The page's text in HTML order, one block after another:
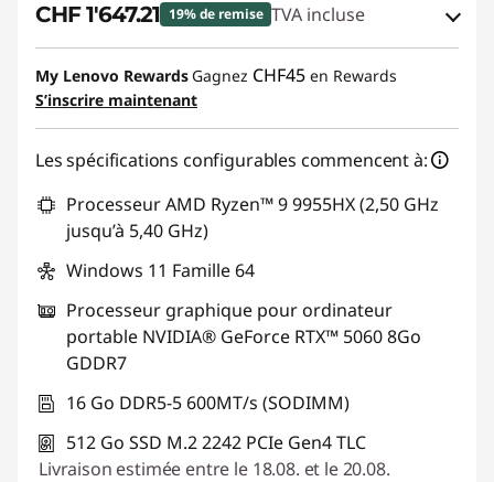
CHF 1'647.21 19% de remise TVA incluse
Bons de réduction en ligne :-CHF 411.80
Code de réduction :
My Lenovo Rewards Gagnez CHF45 en Rewards
S’inscrire maintenant
Les spécifications configurables commencent à:
Processeur AMD Ryzen™ 9 9955HX (2,50 GHz
jusqu’à 5,40 GHz)
Windows 11 Famille 64
Processeur graphique pour ordinateur
portable NVIDIA® GeForce RTX™ 5060 8Go
GDDR7
16 Go DDR5-5 600MT/s (SODIMM)
512 Go SSD M.2 2242 PCIe Gen4 TLC
Livraison estimée entre le 18.08. et le 20.08.